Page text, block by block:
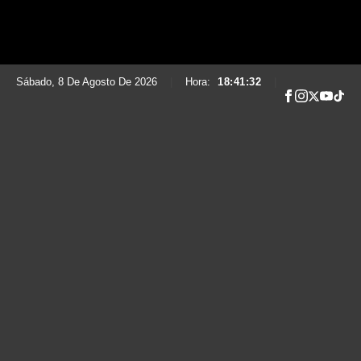
Sábado, 8 De Agosto De 2026 Hora: 18:41:34